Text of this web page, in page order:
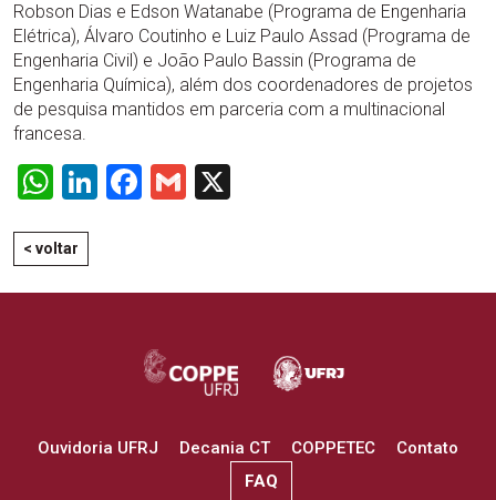
Robson Dias e Edson Watanabe (Programa de Engenharia
Elétrica), Álvaro Coutinho e Luiz Paulo Assad (Programa de
Engenharia Civil) e João Paulo Bassin (Programa de
Engenharia Química), além dos coordenadores de projetos
de pesquisa mantidos em parceria com a multinacional
francesa.
WhatsApp
LinkedIn
Facebook
Gmail
< voltar
Ouvidoria UFRJ Decania CT COPPETEC
Contato
FAQ